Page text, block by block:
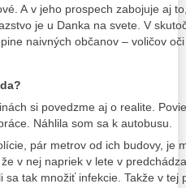
A v jeho prospech zabojuje aj
je u Danka na svete. V
naivných občanov – voličov
si povedzme aj o realite.
Náhlila som sa k autobusu.
pár metrov od ich budovy, je
v nej napriek v lete v
sa tak množiť infekcie. Takže v tej